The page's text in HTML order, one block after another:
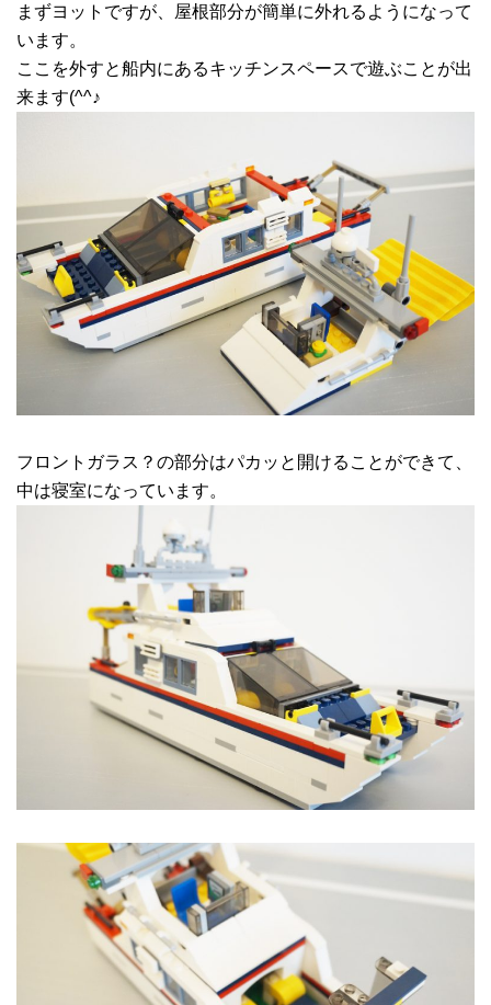
まずヨットですが、屋根部分が簡単に外れるようになって
います。
ここを外すと船内にあるキッチンスペースで遊ぶことが出
来ます(^^♪
フロントガラス？の部分はパカッと開けることができて、
中は寝室になっています。